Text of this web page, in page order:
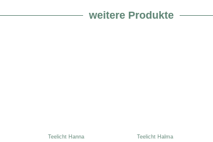
weitere Produkte
Teelicht Hanna Teelicht Halma